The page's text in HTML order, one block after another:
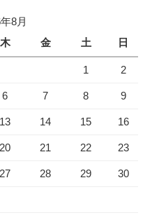
8月
木 金 土 日
1 2
6 7 8 9
13 14 15 16
20 21 22 23
27 28 29 30